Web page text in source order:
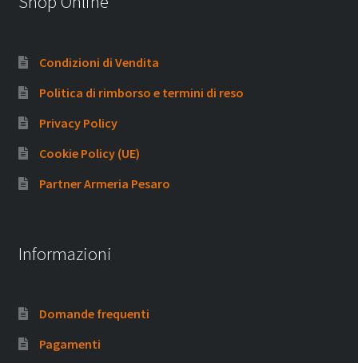
Condizioni di Vendita
Politica di rimborso e termini di reso
Privacy Policy
Cookie Policy (UE)
Partner Armeria Pesaro
Informazioni
Domande frequenti
Pagamenti